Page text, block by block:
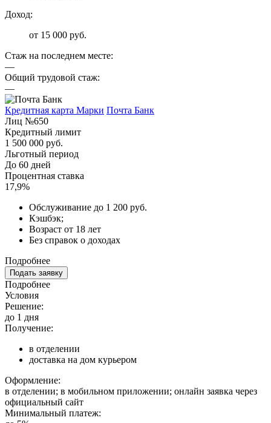
Доход:
от 15 000 руб.
Стаж на последнем месте:
—
Общий трудовой стаж:
—
Кредитная карта Марки Почта Банк
Лиц №650
Кредитный лимит
1 500 000 руб.
Льготный период
До 60 дней
Процентная ставка
17,9%
Обслуживание до 1 200 руб.
Кэшбэк;
Возраст от 18 лет
Без справок о доходах
Подробнее
Подать заявку
Подробнее
Условия
Решение:
до 1 дня
Получение:
в отделении
доставка на дом курьером
Оформление:
в отделении; в мобильном приложении; онлайн заявка через
официальный сайт
Минимальный платеж: